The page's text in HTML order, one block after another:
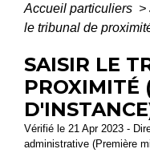
Accueil particuliers >
le tribunal de
SAISIR LE
PROXIMITÉ
Vérifié le 21 Apr 2023 -
administrative (Première